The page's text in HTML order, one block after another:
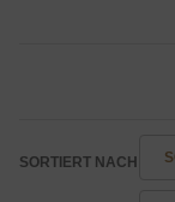
SORTIERT NACH